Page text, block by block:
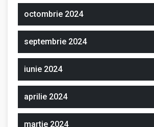
octombrie 2024
septembrie 2024
iunie 2024
aprilie 2024
martie 2024